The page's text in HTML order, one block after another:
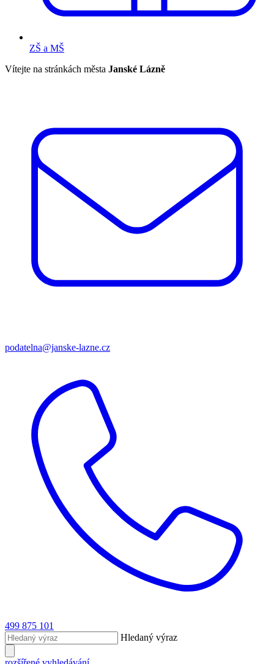
ZŠ a MŠ
Vítejte na stránkách města Janské Lázně
podatelna@janske-lazne.cz
499 875 101
Hledaný výraz